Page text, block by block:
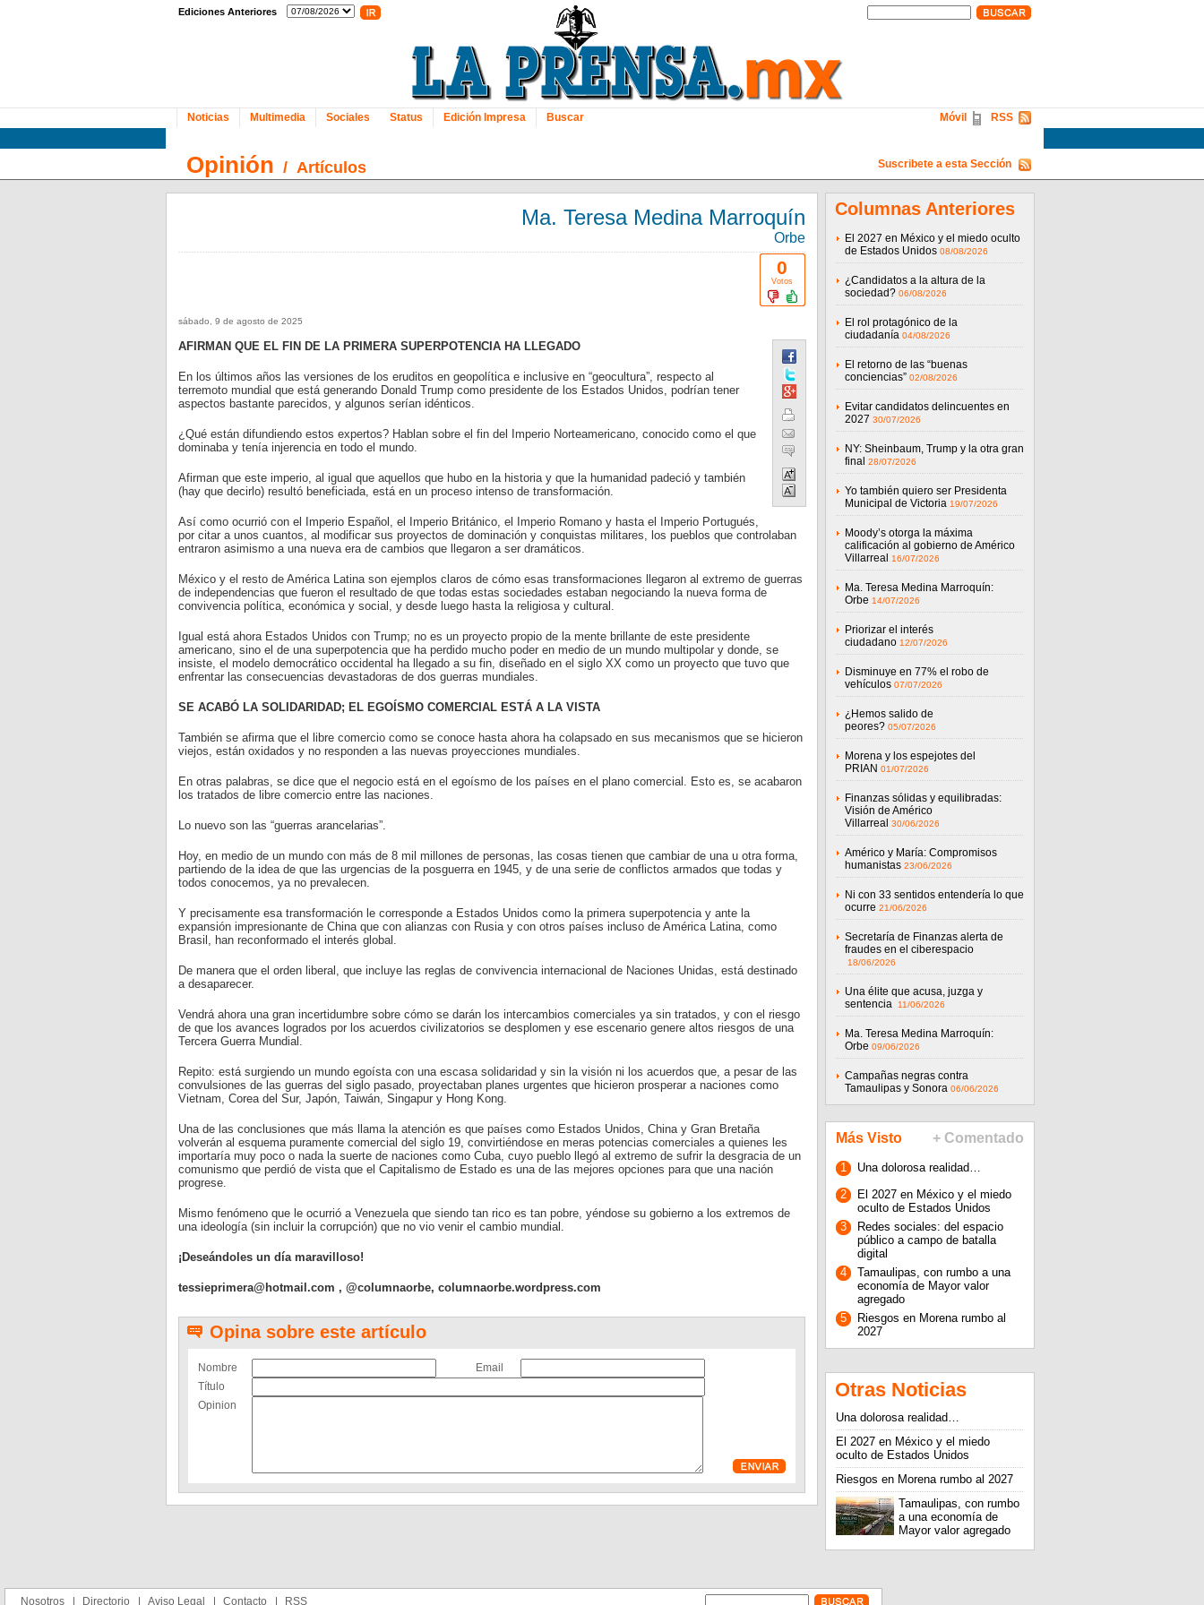
Ediciones Anteriores
Noticias Multimedia Sociales Status Edición Impresa Buscar RSS
Móvil
Opinión / Artículos Suscribete a esta Sección
Ma. Teresa Medina Marroquín
Orbe
0
Votos
sábado, 9 de agosto de 2025
AFIRMAN QUE EL FIN DE LA PRIMERA SUPERPOTENCIA HA LLEGADO
En los últimos años las versiones de los eruditos en geopolítica e inclusive en “geocultura”, respecto al
terremoto mundial que está generando Donald Trump como presidente de los Estados Unidos, podrían tener
aspectos bastante parecidos, y algunos serían idénticos.
¿Qué están difundiendo estos expertos? Hablan sobre el fin del Imperio Norteamericano, conocido como el que
dominaba y tenía injerencia en todo el mundo.
Afirman que este imperio, al igual que aquellos que hubo en la historia y que la humanidad padeció y también
(hay que decirlo) resultó beneficiada, está en un proceso intenso de transformación.
Así como ocurrió con el Imperio Español, el Imperio Británico, el Imperio Romano y hasta el Imperio Portugués,
por citar a unos cuantos, al modificar sus proyectos de dominación y conquistas militares, los pueblos que controlaban
entraron asimismo a una nueva era de cambios que llegaron a ser dramáticos.
México y el resto de América Latina son ejemplos claros de cómo esas transformaciones llegaron al extremo de guerras
de independencias que fueron el resultado de que todas estas sociedades estaban negociando la nueva forma de
convivencia política, económica y social, y desde luego hasta la religiosa y cultural.
Igual está ahora Estados Unidos con Trump; no es un proyecto propio de la mente brillante de este presidente
americano, sino el de una superpotencia que ha perdido mucho poder en medio de un mundo multipolar y donde, se
insiste, el modelo democrático occidental ha llegado a su fin, diseñado en el siglo XX como un proyecto que tuvo que
enfrentar las consecuencias devastadoras de dos guerras mundiales.
SE ACABÓ LA SOLIDARIDAD; EL EGOÍSMO COMERCIAL ESTÁ A LA VISTA
También se afirma que el libre comercio como se conoce hasta ahora ha colapsado en sus mecanismos que se hicieron
viejos, están oxidados y no responden a las nuevas proyecciones mundiales.
En otras palabras, se dice que el negocio está en el egoísmo de los países en el plano comercial. Esto es, se acabaron
los tratados de libre comercio entre las naciones.
Lo nuevo son las “guerras arancelarias”.
Hoy, en medio de un mundo con más de 8 mil millones de personas, las cosas tienen que cambiar de una u otra forma,
partiendo de la idea de que las urgencias de la posguerra en 1945, y de una serie de conflictos armados que todas y
todos conocemos, ya no prevalecen.
Y precisamente esa transformación le corresponde a Estados Unidos como la primera superpotencia y ante la
expansión impresionante de China que con alianzas con Rusia y con otros países incluso de América Latina, como
Brasil, han reconformado el interés global.
De manera que el orden liberal, que incluye las reglas de convivencia internacional de Naciones Unidas, está destinado
a desaparecer.
Vendrá ahora una gran incertidumbre sobre cómo se darán los intercambios comerciales ya sin tratados, y con el riesgo
de que los avances logrados por los acuerdos civilizatorios se desplomen y ese escenario genere altos riesgos de una
Tercera Guerra Mundial.
Repito: está surgiendo un mundo egoísta con una escasa solidaridad y sin la visión ni los acuerdos que, a pesar de las
convulsiones de las guerras del siglo pasado, proyectaban planes urgentes que hicieron prosperar a naciones como
Vietnam, Corea del Sur, Japón, Taiwán, Singapur y Hong Kong.
Una de las conclusiones que más llama la atención es que países como Estados Unidos, China y Gran Bretaña
volverán al esquema puramente comercial del siglo 19, convirtiéndose en meras potencias comerciales a quienes les
importaría muy poco o nada la suerte de naciones como Cuba, cuyo pueblo llegó al extremo de sufrir la desgracia de un
comunismo que perdió de vista que el Capitalismo de Estado es una de las mejores opciones para que una nación
progrese.
Mismo fenómeno que le ocurrió a Venezuela que siendo tan rico es tan pobre, yéndose su gobierno a los extremos de
una ideología (sin incluir la corrupción) que no vio venir el cambio mundial.
¡Deseándoles un día maravilloso!
tessieprimera@hotmail.com , @columnaorbe, columnaorbe.wordpress.com
Opina sobre este artículo
Nombre
Email
Título
Opinion
Columnas Anteriores
El 2027 en México y el miedo oculto
de Estados Unidos 08/08/2026
¿Candidatos a la altura de la
sociedad? 06/08/2026
El rol protagónico de la
ciudadanía 04/08/2026
El retorno de las “buenas
conciencias” 02/08/2026
Evitar candidatos delincuentes en
2027 30/07/2026
NY: Sheinbaum, Trump y la otra gran
final 28/07/2026
Yo también quiero ser Presidenta
Municipal de Victoria 19/07/2026
Moody’s otorga la máxima
calificación al gobierno de Américo
Villarreal
16/07/2026
Ma. Teresa Medina Marroquín:
Orbe 14/07/2026
Priorizar el interés
ciudadano 12/07/2026
Disminuye en 77% el robo de
vehículos 07/07/2026
¿Hemos salido de
peores? 05/07/2026
Morena y los espejotes del
PRIAN 01/07/2026
Finanzas sólidas y equilibradas:
Visión de Américo
Villarreal 30/06/2026
Américo y María: Compromisos
humanistas 23/06/2026
Ni con 33 sentidos entendería lo que
ocurre 21/06/2026
Secretaría de Finanzas alerta de
fraudes en el ciberespacio
18/06/2026
Una élite que acusa, juzga y
sentencia
11/06/2026
Ma. Teresa Medina Marroquín:
Orbe 09/06/2026
Campañas negras contra
Tamaulipas y Sonora 06/06/2026
Más Visto + Comentado
1
Una dolorosa realidad…
2
El 2027 en México y el miedo
oculto de Estados Unidos
3
Redes sociales: del espacio
público a campo de batalla
digital
4
Tamaulipas, con rumbo a una
economía de Mayor valor
agregado
5
Riesgos en Morena rumbo al
2027
Otras Noticias
Una dolorosa realidad…
El 2027 en México y el miedo
oculto de Estados Unidos
Riesgos en Morena rumbo al 2027
Tamaulipas, con rumbo
a una economía de
Mayor valor agregado
Nosotros Directorio Aviso Legal Contacto RSS